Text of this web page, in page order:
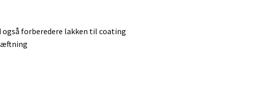
også forberedere lakken til coating